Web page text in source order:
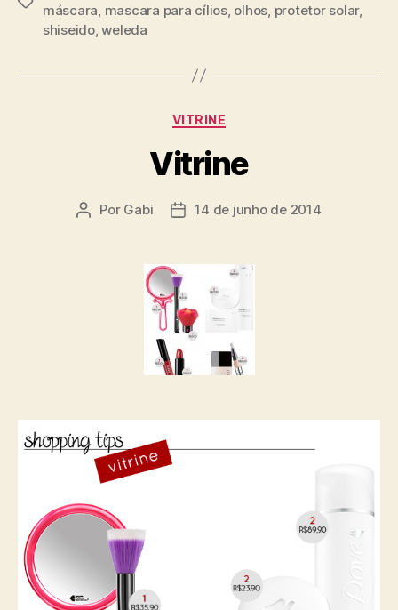
máscara mascara para cílios, olhos protetor solar,
shiseido,weleda
Categorias
VITRINE
Vitrine
Autor
Por Gabi
Data14 de junho de 2014